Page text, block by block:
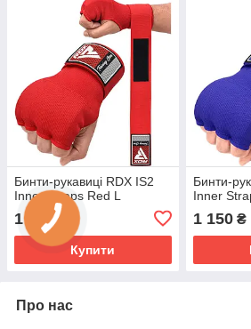
Бинти-рукавиці RDX IS2
Inner Straps Red L
1 150₴
Купити
Бинти-
Inner
1 150₴
Про нас